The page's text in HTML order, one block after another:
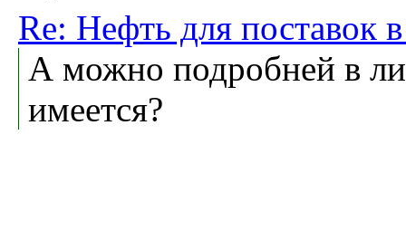
Re: Нефть для поставок
А можно подробней в
имеется?